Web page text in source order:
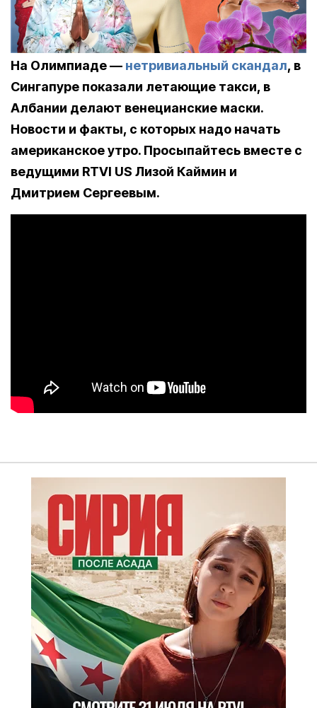
На Олимпиаде — нетривиальный скандал, в
Сингапуре показали летающие такси, в
Албании делают венецианские маски.
Новости и факты, с которых надо начать
американское утро. Просыпайтесь вместе с
ведущими RTVI US Лизой Каймин и
Дмитрием Сергеевым.